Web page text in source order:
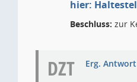
hier:
Beschluss: zur
DZT Erg.